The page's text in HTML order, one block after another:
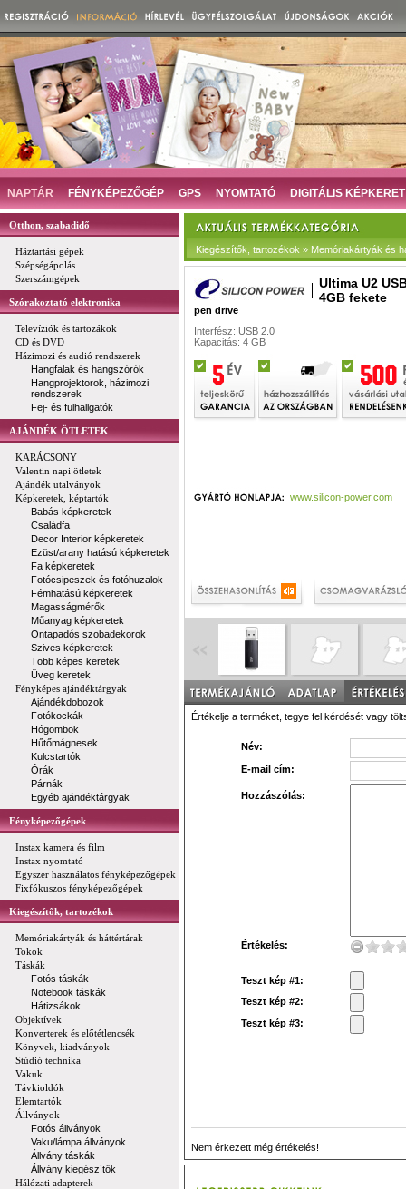
NAPTÁR FÉNYKÉPEZŐGÉP GPS NYOMTATÓ DIGITÁLIS KÉPKERET
Otthon, szabadidő
Háztartási gépek
Szépségápolás
Szerszámgépek
Szórakoztató elektronika
Televíziók és tartozákok
CD és DVD
Házimozi és audió rendszerek
Hangfalak és hangszórók
Hangprojektorok, házimozi
rendszerek
Fej- és fülhallgatók
AJÁNDÉK ÖTLETEK
KARÁCSONY
Valentin napi ötletek
Ajándék utalványok
Képkeretek, képtartók
Babás képkeretek
Családfa
Decor Interior képkeretek
Ezüst/arany hatású képkeretek
Fa képkeretek
Fotócsipeszek és fotóhuzalok
Fémhatású képkeretek
Magasságmérők
Műanyag képkeretek
Öntapadós szobadekorok
Szives képkeretek
Több képes keretek
Üveg keretek
Fényképes ajándéktárgyak
Ajándékdobozok
Fotókockák
Hógömbök
Hűtőmágnesek
Kulcstartók
Órák
Párnák
Egyéb ajándéktárgyak
Fényképezőgépek
Instax kamera és film
Instax nyomtató
Egyszer használatos fényképezőgépek
Fixfókuszos fényképezőgépek
Kiegészítők, tartozékok
Memóriakártyák és háttértárak
Tokok
Táskák
Fotós táskák
Notebook táskák
Hátizsákok
Objektívek
Konverterek és előtétlencsék
Könyvek, kiadványok
Stúdió technika
Vakuk
Távkioldók
Elemtartók
Állványok
Fotós állványok
Vaku/lámpa állványok
Állvány táskák
Állvány kiegészítők
Hálózati adapterek
Kiegészítők, tartozékok » Memóriakártyák és
Ultima U2
4GB fekete
pen drive
Interfész: USB 2.0
Kapacitás: 4 GB
www.silicon-power.com
Értékelje a terméket, tegye fel kérdését vagy
Név:
E-mail cím:
Hozzászólás:
Értékelés:
Teszt kép #1:
Teszt kép #2:
Teszt kép #3:
Nem érkezett még értékelés!